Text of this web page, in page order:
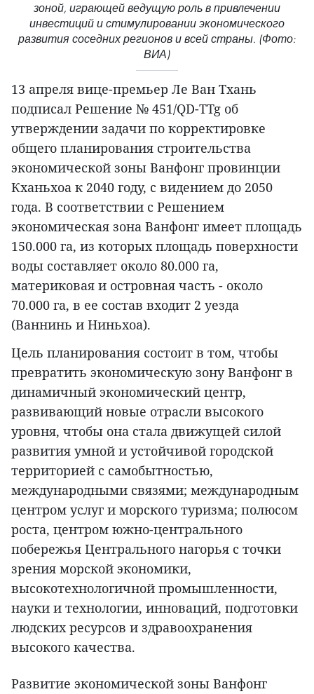
зоной, играющей ведущую роль в привлечении
инвестиций и стимулировании экономического
развития соседних регионов и всей страны. (Фото:
ВИА)
13 апреля вице-премьер Ле Ван Тхань
подписал Решение № 451/QD-TTg об
утверждении задачи по корректировке
общего планирования строительства
экономической зоны Ванфонг провинции
Кханьхоа к 2040 году, с видением до 2050
года. В соответствии с Решением
экономическая зона Ванфонг имеет площадь
150.000 га, из которых площадь поверхности
воды составляет около 80.000 га,
материковая и островная часть - около
70.000 га, в ее состав входит 2 уезда
(Ваннинь и Ниньхоа).
Цель планирования состоит в том, чтобы
превратить экономическую зону Ванфонг в
динамичный экономический центр,
развивающий новые отрасли высокого
уровня, чтобы она стала движущей силой
развития умной и устойчивой городской
территорией с самобытностью,
международными связями; международным
центром услуг и морского туризма; полюсом
роста, центром южно-центрального
побережья Центрального нагорья с точки
зрения морской экономики,
высокотехнологичной промышленности,
науки и технологии, инноваций, подготовки
людских ресурсов и здравоохранения
высокого качества.
Развитие экономической зоны Ванфонг